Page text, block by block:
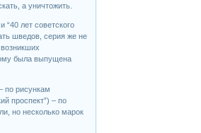
а уничтожить.
лет советского
шведов, серия же не
была выпущена
по рисункам
проспект”) – по
но несколько марок